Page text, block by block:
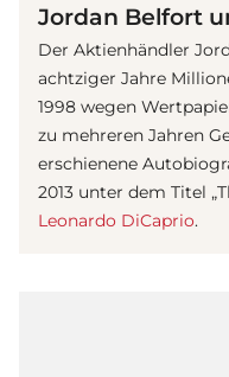
Jordan Belfort
Der Aktienhändler
achtziger Jahre
1998 wegen
zu mehreren Jahren
erschienene
2013 unter dem Titel
Leonardo DiCaprio.